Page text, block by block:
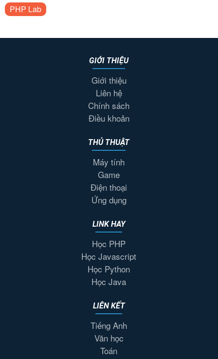
PHP Lab
GIỚI THIỆU
Giới thiệu
Liên hệ
Chính sách
Điều khoản
THỦ THUẬT
Máy tính
Game
Điện thoại
Ứng dụng
LINK HAY
Học PHP
Học Javascript
Học Python
Học Java
LIÊN KẾT
Tiếng Anh
Văn học
Toán